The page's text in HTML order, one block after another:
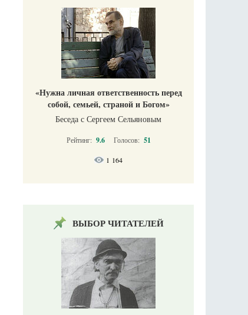
«Нужна личная ответственность перед
собой, семьей, страной и Богом»
Беседа с Сергеем Сельяновым
Рейтинг: 9.6 Голосов: 51
1 164
ВЫБОР ЧИТАТЕЛЕЙ